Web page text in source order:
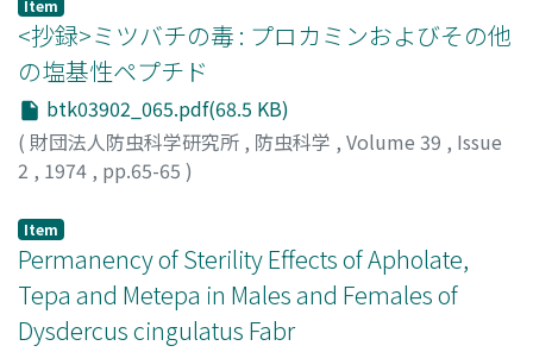
Item
<抄録>ミツバチの毒 : プロカミンおよびその他
の塩基性ペプチド
btk03902_065.pdf(68.5 KB)
( 財団法人防虫科学研究所 , 防虫科学 , Volume 39 , Issue
2 , 1974 , pp.65-65 )
ンItem
Permanency of Sterility Effects of Apholate,
Tepa and Metepa in Males and Females of
Dysdercus cingulatus Fabr